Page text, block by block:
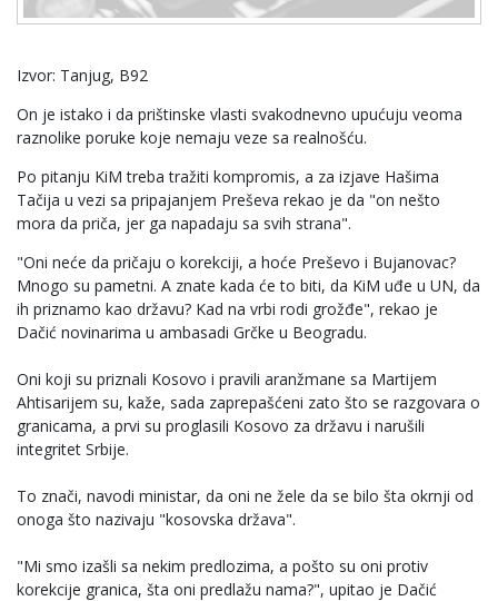
Izvor: Tanjug, B92
On je istako i da prištinske vlasti svakodnevno upućuju veoma
raznolike poruke koje nemaju veze sa realnošću.
Po pitanju KiM treba tražiti kompromis, a za izjave Hašima
Tačija u vezi sa pripajanjem Preševa rekao je da "on nešto
mora da priča, jer ga napadaju sa svih strana".
"Oni neće da pričaju o korekciji, a hoće Preševo i Bujanovac?
Mnogo su pametni. A znate kada će to biti, da KiM uđe u UN, da
ih priznamo kao državu? Kad na vrbi rodi grožđe", rekao je
Dačić novinarima u ambasadi Grčke u Beogradu.
Oni koji su priznali Kosovo i pravili aranžmane sa Martijem
Ahtisarijem su, kaže, sada zaprepašćeni zato što se razgovara o
granicama, a prvi su proglasili Kosovo za državu i narušili
integritet Srbije.
To znači, navodi ministar, da oni ne žele da se bilo šta okrnji od
onoga što nazivaju "kosovska država".
"Mi smo izašli sa nekim predlozima, a pošto su oni protiv
korekcije granica, šta oni predlažu nama?", upitao je Dačić